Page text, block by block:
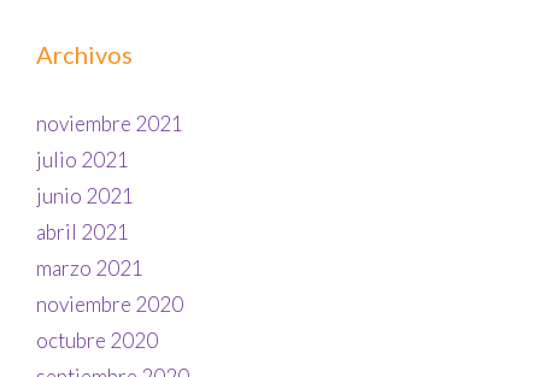
Archivos
noviembre 2021
julio 2021
junio 2021
abril 2021
marzo 2021
noviembre 2020
octubre 2020